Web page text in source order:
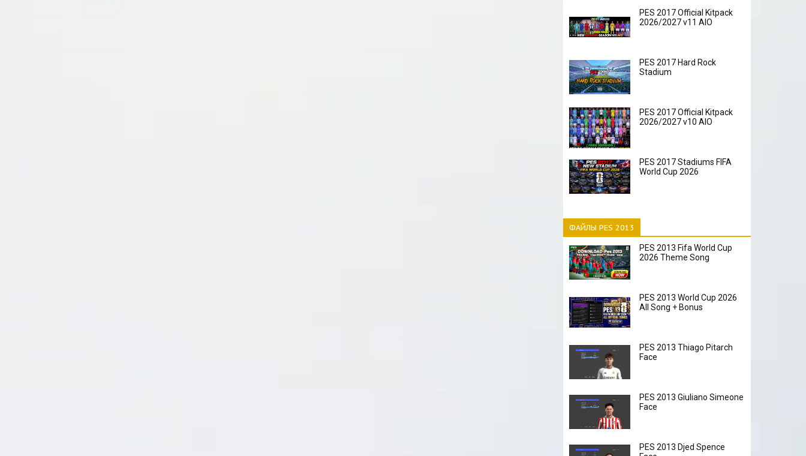
PES 2017 Official Kitpack
2026/2027 v11 AIO
PES 2017 Hard Rock
Stadium
PES 2017 Official Kitpack
2026/2027 v10 AIO
PES 2017 Stadiums FIFA
World Cup 2026
ФАЙЛЫ PES 2013
PES 2013 Fifa World Cup
2026 Theme Song
PES 2013 World Cup 2026
All Song + Bonus
PES 2013 Thiago Pitarch
Face
PES 2013 Giuliano Simeone
Face
PES 2013 Djed Spence